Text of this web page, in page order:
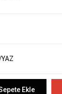
Ekle